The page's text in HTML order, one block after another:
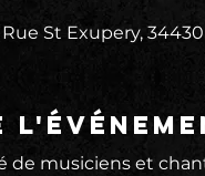
St Exupery,
de musiciens et